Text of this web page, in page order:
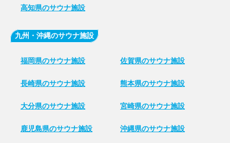
高知県のサウナ施設
九州・沖縄のサウナ施設
福岡県のサウナ施設 佐賀県のサウナ施設
長崎県のサウナ施設 熊本県のサウナ施設
大分県のサウナ施設 宮崎県のサウナ施設
鹿児島県のサウナ施設 沖縄県のサウナ施設